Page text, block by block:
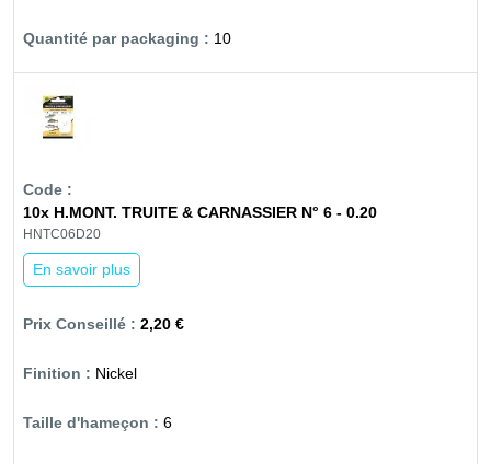
10
10x H.MONT. TRUITE & CARNASSIER N° 6 - 0.20
HNTC06D20
En savoir plus
2,20 €
Nickel
6